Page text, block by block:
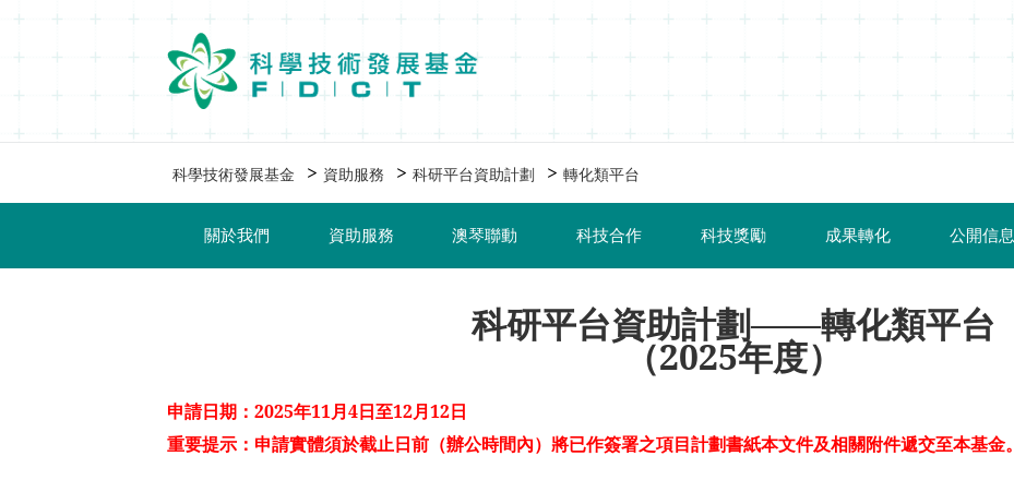
科學技術發展基金 > 資助服務 > 科研平台資助計劃 > 轉化類平台
關於我們 資助服務 澳琴聯動 科技合作 科技獎勵 成果轉化 公開信息
科研平台資助計劃——轉化類平台
（2025年度）
申請日期：2025年11月4日至12月12日
重要提示：申請實體須於截止日前（辦公時間內）將已作簽署之項目計劃書紙本文件及相關附件遞交至本基金。